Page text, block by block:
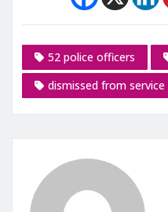
52 police officers
dismissed from service